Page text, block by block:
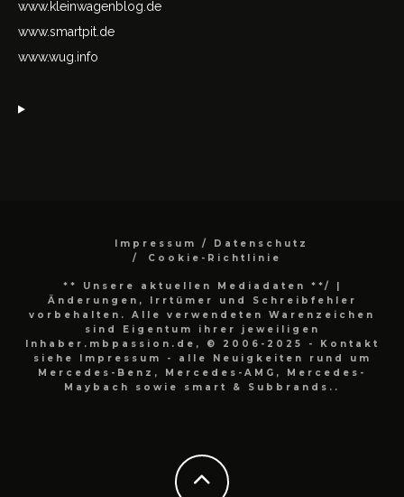
www.kleinwagenblog.de
www.smartpit.de
www.wug.info
Impressum / Datenschutz
Cookie-Richtlinie
** Unsere aktuellen Mediadaten **/
|
Änderungen, Irrtümer und Schreibfehler
vorbehalten. Alle verwendeten Warenzeichen
sind Eigentum ihrer jeweiligen
Inhaber.mbpassion.de, © 2006-2025 - Kontakt
siehe Impressum - alle Neuigkeiten rund um
Mercedes-Benz, Mercedes-AMG, Mercedes-
Maybach sowie smart & Subbrands..